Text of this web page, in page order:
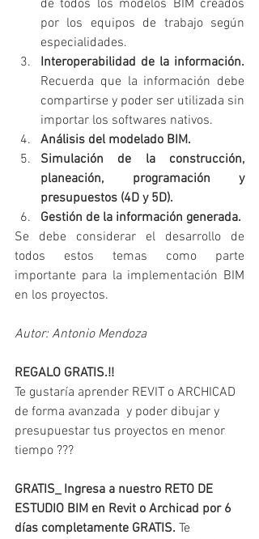
de todos los modelos BIM creados
por los equipos de trabajo según
especialidades.
Interoperabilidad de la información.
Recuerda que la información debe
compartirse y poder ser utilizada sin
importar los softwares nativos.
Análisis del modelado BIM.
Simulación de la construcción,
planeación, programación y
presupuestos (4D y 5D).
Gestión de la información generada.
Se debe considerar el desarrollo de
todos estos temas como parte
importante para la implementación BIM
en los proyectos.
Autor: Antonio Mendoza
REGALO GRATIS.!!
Te gustaría aprender REVIT o ARCHICAD
de forma avanzada  y poder dibujar y
presupuestar tus proyectos en menor
tiempo ???
GRATIS_ Ingresa a nuestro RETO DE
ESTUDIO BIM en Revit o Archicad por 6
días completamente GRATIS. Te